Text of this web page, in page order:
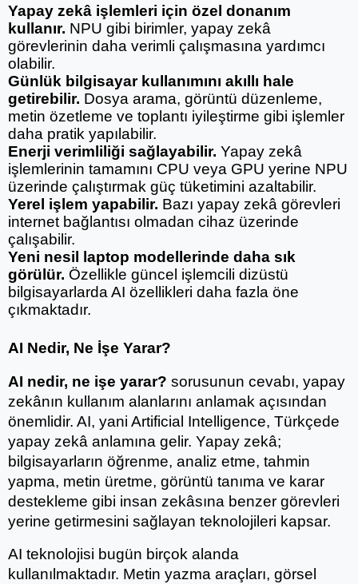
Yapay zekâ işlemleri için özel donanım
kullanır. NPU gibi birimler, yapay zekâ
görevlerinin daha verimli çalışmasına yardımcı
olabilir.
Günlük bilgisayar kullanımını akıllı hale
getirebilir. Dosya arama, görüntü düzenleme,
metin özetleme ve toplantı iyileştirme gibi işlemler
daha pratik yapılabilir.
Enerji verimliliği sağlayabilir. Yapay zekâ
işlemlerinin tamamını CPU veya GPU yerine NPU
üzerinde çalıştırmak güç tüketimini azaltabilir.
Yerel işlem yapabilir. Bazı yapay zekâ görevleri
internet bağlantısı olmadan cihaz üzerinde
çalışabilir.
Yeni nesil laptop modellerinde daha sık
görülür. Özellikle güncel işlemcili dizüstü
bilgisayarlarda AI özellikleri daha fazla öne
çıkmaktadır.
AI Nedir, Ne İşe Yarar?
AI nedir, ne işe yarar? sorusunun cevabı, yapay
zekânın kullanım alanlarını anlamak açısından
önemlidir. AI, yani Artificial Intelligence, Türkçede
yapay zekâ anlamına gelir. Yapay zekâ;
bilgisayarların öğrenme, analiz etme, tahmin
yapma, metin üretme, görüntü tanıma ve karar
destekleme gibi insan zekâsına benzer görevleri
yerine getirmesini sağlayan teknolojileri kapsar.
AI teknolojisi bugün birçok alanda
kullanılmaktadır. Metin yazma araçları, görsel